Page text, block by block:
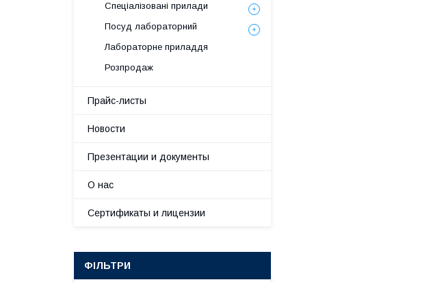
Спеціалізовані прилади
Посуд лабораторний
Лабораторне приладдя
Розпродаж
Прайс-листы
Новости
Презентации и документы
О нас
Сертификаты и лицензии
ФІЛЬТРИ